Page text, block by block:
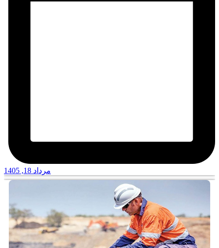
مرداد 18, 1405